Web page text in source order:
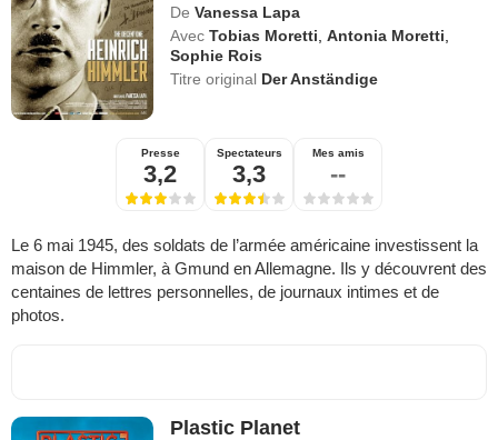
De Vanessa Lapa
Avec Tobias Moretti ,Antonia Moretti
Sophie Rois
Titre original Der Anständige
Presse
3,2
Spectateurs
3,3
Mes amis
--
Le 6 mai 1945, des soldats de l’armée américaine investissent la
maison de Himmler, à Gmund en Allemagne. Ils y découvrent des
centaines de lettres personnelles, de journaux intimes et de
photos.
Plastic Planet